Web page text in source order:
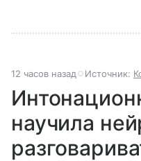
12 часов назад Источник:
научила